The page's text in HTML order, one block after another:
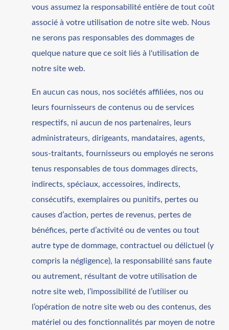
vous assumez la responsabilité entière de tout coût
associé à votre utilisation de notre site web. Nous
ne serons pas responsables des dommages de
quelque nature que ce soit liés à l'utilisation de
notre site web.
En aucun cas nous, nos sociétés affiliées, nos ou
leurs fournisseurs de contenus ou de services
respectifs, ni aucun de nos partenaires, leurs
administrateurs, dirigeants, mandataires, agents,
sous-traitants, fournisseurs ou employés ne serons
tenus responsables de tous dommages directs,
indirects, spéciaux, accessoires, indirects,
consécutifs, exemplaires ou punitifs, pertes ou
causes d’action, pertes de revenus, pertes de
bénéfices, perte d’activité ou de ventes ou tout
autre type de dommage, contractuel ou délictuel (y
compris la négligence), la responsabilité sans faute
ou autrement, résultant de votre utilisation de
notre site web, l’impossibilité de l’utiliser ou
l’opération de notre site web ou des contenus, des
matériel ou des fonctionnalités par moyen de notre